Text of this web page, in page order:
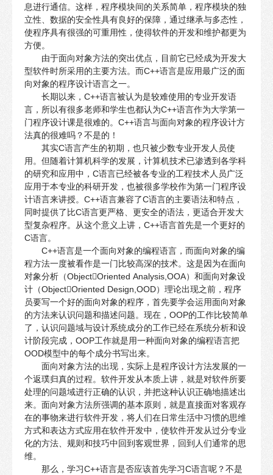
息进行通信。这样，程序模块间的关系简单，程序模块的独
立性、数据的安全性具有良好的保障，通过继承与多态性，
使程序具有很强的可重用性，使得软件的开发和维护都更为
方便。
由于面向对象方法的突出优点，目前它已经成为开发大
型软件时所采用的主要方法。而C++语言是应用最广泛的面
向对象的程序设计语言之一。
长期以来，C++语言被认为是较难使用的专业开发语
言，所以有很多老师和学生也都认为C++语言作为大学第一
门程序设计课是很难的。C++语言与面向对象的程序设计方
法真的很难吗？不是的！
其实C语言产生的初期，也只被少数专业开发人员使
用。但随着计算机科学的发展，计算机技术已渗透到各学科
的研究和应用中，C语言已经被各专业的工程技术人员广泛
应用于本专业的科研开发，也被很多学校作为第一门程序设
计语言来讲授。C++语言兼容了C语言的主要语法和特点，
同时提供了比C语言更严格、更安全的语法，更适合开发大
型复杂程序。从这个意义上讲，C++语言首先是一个更好的
C语言。
C++语言是一个面向对象的编程语言，而面向对象的编
程方法一度被看作是一门比较高深的技术。这是因为在面向
对象分析（ObjectOriented Analysis,OOA）和面向对象设
计（ObjectOriented Design,OOD）理论出现之前，程序
员要写一个好的面向对象的程序，首先要学会运用面向对象
的方法来认识问题和描述问题。现在，OOP的工作比较简单
了，认识问题域与设计系统成分的工作已经在系统分析和设
计阶段完成，OOP工作就是用一种面向对象的编程语言把
OOD模型中的每个成分书写出来。
面向对象方法的出现，实际上是程序设计方法发展的一
个返璞归真的过程。软件开发从本质上讲，就是对软件所要
处理的问题域进行正确的认识，并把这种认识正确地描述出
来。面向对象方法所强调的基本原则，就是直接面对客观存
在的事物来进行软件开发，将人们在日常生活中习惯的思维
方式和表达方式应用在软件开发中，使软件开发从过分专业
化的方法、规则和技巧中回到客观世界，回到人们通常的思
维。
那么，学习C++语言是否应该首先学习C语言呢？不是